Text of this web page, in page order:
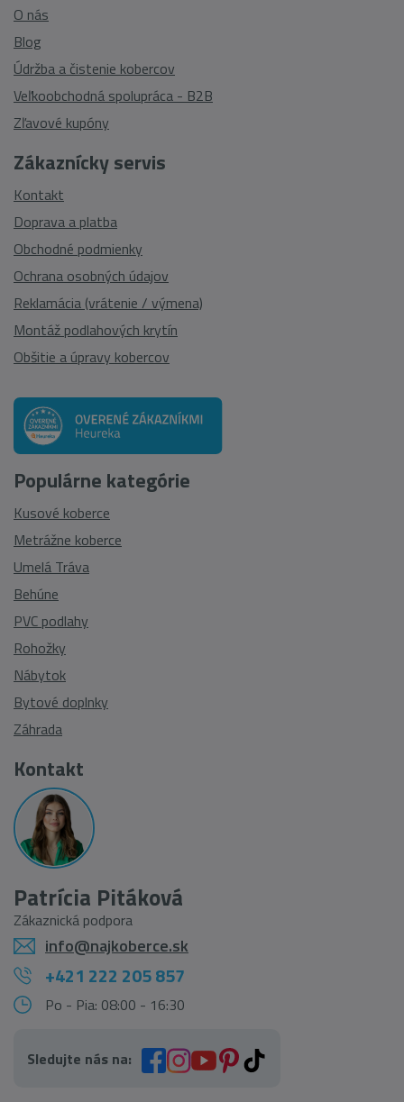
Zákaznícky servis
Kontakt
Doprava a platba
Obchodné podmienky
Ochrana osobných údajov
Reklamácia (vrátenie / výmena)
Montáž podlahových krytín
Obšitie a úpravy kobercov
O nás
Blog
Údržba a čistenie kobercov
Veľkoobchodná spolupráca - B2B
Zľavové kupóny
Populárne kategórie
Kusové koberce
Metrážne koberce
Umelá Tráva
Behúne
PVC podlahy
Rohožky
Nábytok
Bytové doplnky
Záhrada
Kontakt
Patrícia Pitáková
Zákaznická podpora
info@najkoberce.sk
+421 222 205 857
Po - Pia: 08:00 - 16:30
Sledujte nás na: